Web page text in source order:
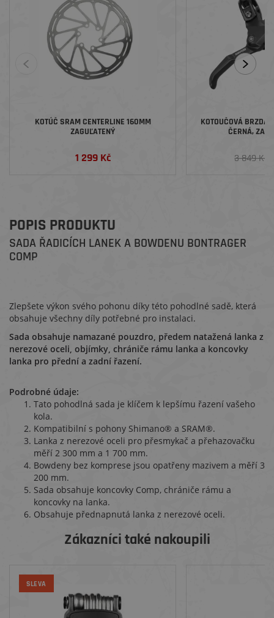
KOTÚČ SRAM CENTERLINE 160MM
ZAGUĽATENÝ
1 299 Kč
KOTOUČOVÁ
ČERNÁ,
3 849 Kč
POPIS PRODUKTU
SADA ŘADICÍCH LANEK A BOWDENU BONTRAGER
COMP
Zlepšete výkon svého pohonu díky této pohodlné sadě, která
obsahuje všechny díly potřebné pro instalaci.
Sada obsahuje namazané pouzdro, předem natažená lanka z
nerezové oceli, objímky, chrániče rámu lanka a koncovky
lanka pro přední a zadní řazení.
Podrobné údaje:
Tato pohodlná sada je klíčem k lepšímu řazení vašeho
kola.
Kompatibilní s pohony Shimano® a SRAM®.
Lanka z nerezové oceli pro přesmykač a přehazovačku
měří 2 300 mm a 1 700 mm.
Bowdeny bez komprese jsou opatřeny mazivem a měří 3
200 mm.
Sada obsahuje koncovky Comp, chrániče rámu a
koncovky na lanka.
Obsahuje přednapnutá lanka z nerezové oceli.
Zákazníci také nakoupili
SLEVA